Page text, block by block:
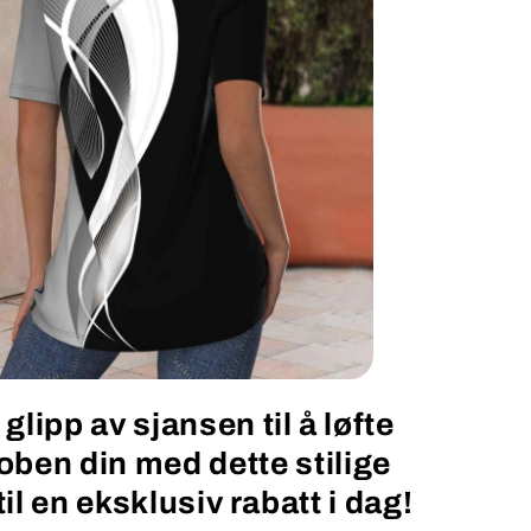
glipp av sjansen til å løfte
din med dette stilige
en eksklusiv rabatt i dag!